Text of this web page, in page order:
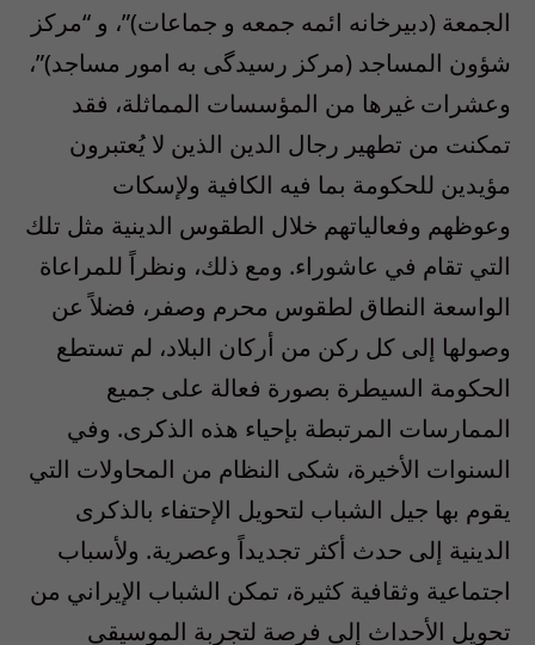
الجمعة (دبيرخانه ائمه جمعه و جماعات)”، و “مركز
شؤون المساجد (مرکز رسیدگی به امور مساجد)”،
وعشرات غيرها من المؤسسات المماثلة، فقد
تمكنت من تطهير رجال الدين الذين لا يُعتبرون
مؤيدين للحكومة بما فيه الكافية ولإسكات
وعوظهم وفعالياتهم خلال الطقوس الدينية مثل تلك
التي تقام في عاشوراء. ومع ذلك، ونظراً للمراعاة
الواسعة النطاق لطقوس محرم وصفر، فضلاً عن
وصولها إلى كل ركن من أركان البلاد، لم تستطع
الحكومة السيطرة بصورة فعالة على جميع
الممارسات المرتبطة بإحياء هذه الذكرى. وفي
السنوات الأخيرة، شكى النظام من المحاولات التي
يقوم بها جيل الشباب لتحويل الإحتفاء بالذكرى
الدينية إلى حدث أكثر تجديداً وعصرية. ولأسباب
اجتماعية وثقافية كثيرة، تمكن الشباب الإيراني من
تحويل الأحداث إلى فرصة لتجربة الموسيقى